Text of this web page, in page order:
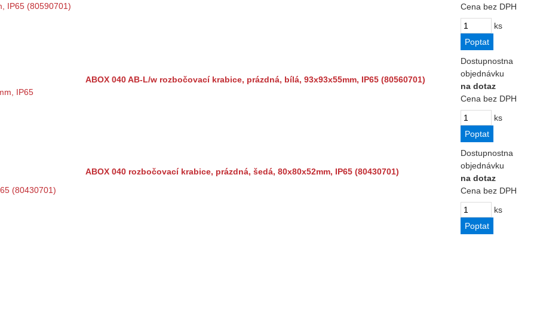
Cena bez DPH
ks
ABOX 040 AB-L/w rozbočovací krabice, prázdná, bílá, 93x93x55mm, IP65 (80560701)
Dostupnostna
objednávku
na dotaz
Cena bez DPH
ks
ABOX 040 rozbočovací krabice, prázdná, šedá, 80x80x52mm, IP65 (80430701)
Dostupnostna
objednávku
na dotaz
Cena bez DPH
ks